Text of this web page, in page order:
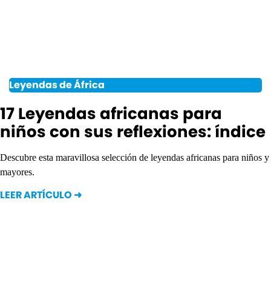
Leyendas de África
17 Leyendas africanas para
niños con sus reflexiones: índice
Descubre esta maravillosa selección de leyendas africanas para niños y
mayores.
LEER ARTÍCULO ➜